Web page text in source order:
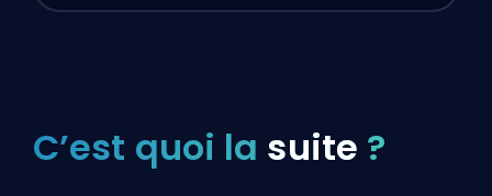
C’est quoi la suite ?